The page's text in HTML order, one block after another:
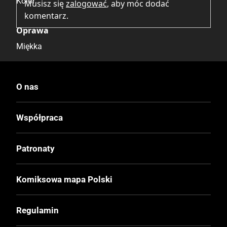
Oprawa
Miękka
75x105 mm
Liczba Stron
Cena Okładkowa
15,00 zł
Musisz sięzalogować, aby móc dodać
komentarz.
O nas
Współpraca
Patronaty
Komiksowa mapa Polski
Regulamin